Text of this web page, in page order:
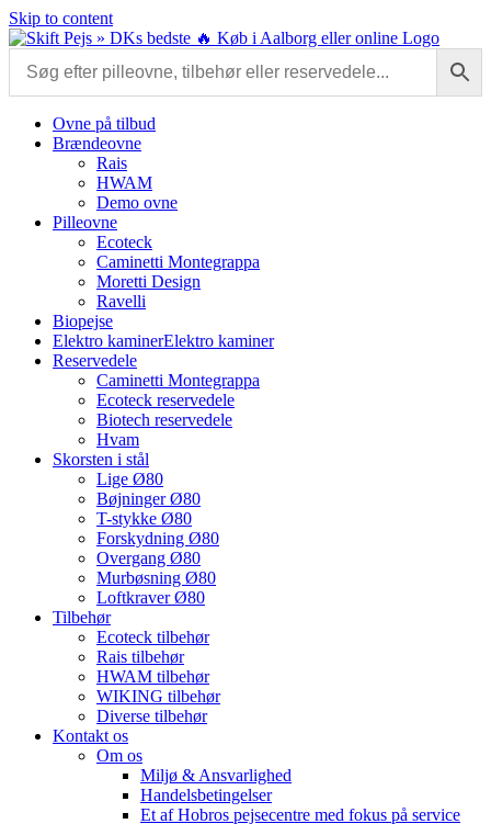
Skip to content
Ovne på tilbud
Brændeovne
Rais
HWAM
Demo ovne
Pilleovne
Ecoteck
Caminetti Montegrappa
Moretti Design
Ravelli
Biopejse
Elektro kaminerElektro kaminer
Reservedele
Caminetti Montegrappa
Ecoteck reservedele
Biotech reservedele
Hvam
Skorsten i stål
Lige Ø80
Bøjninger Ø80
T-stykke Ø80
Forskydning Ø80
Overgang Ø80
Murbøsning Ø80
Loftkraver Ø80
Tilbehør
Ecoteck tilbehør
Rais tilbehør
HWAM tilbehør
WIKING tilbehør
Diverse tilbehør
Kontakt os
Om os
Miljø & Ansvarlighed
Handelsbetingelser
Et af Hobros pejsecentre med fokus på service